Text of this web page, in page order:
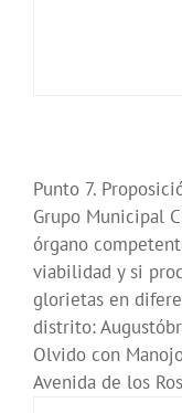
Punto 7.
Grupo Municipal
órgano
viabilidad y si
glorietas en
distrito:
Olvido con
Avenida de los